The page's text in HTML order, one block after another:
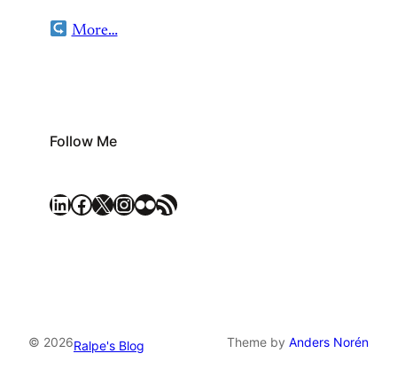
More…
Follow Me
LinkedIn Facebook X Instagram Flickr RSS Feed
© 2026Ralpe's Blog Theme by Anders Norén